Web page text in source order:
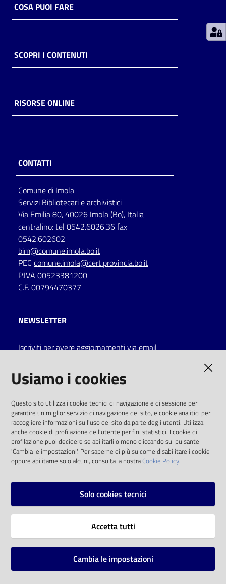
Seguici
su
on line
Eventi
Chiedi al
bibliotecario
Avvisi
Orari
COSA PUOI FARE
SCOPRI I CONTENUTI
RISORSE ONLINE
CONTATTI
Comune di Imola
Servizi Bibliotecari e archivistici
Via Emilia 80, 40026 Imola (Bo), Italia
centralino: tel 0542.6026.36 fax
0542.602602
bim@comune.imola.bo.it
PEC comune.imola@cert.provincia.bo.it
P.IVA 00523381200
C.F. 00794470377
NEWSLETTER
Iscriviti per avere aggiornamenti via email
solo alle condizioni previste dalla direttiva
comunitaria 2003/98/CE e dal d.lgs. 36/2006
SOCIAL
Instagram
Vai alla pagina
Mappa del sito
Usiamo i cookies
Questo sito utilizza i cookie tecnici di navigazione e di sessione per
garantire un miglior servizio di navigazione del sito, e cookie analitici per
raccogliere informazioni sull'uso del sito da parte degli utenti. Utilizza
anche cookie di profilazione dell'utente per fini statistici. I cookie di
profilazione puoi decidere se abilitarli o meno cliccando sul pulsante
'Cambia le impostazioni'. Per saperne di più su come disabilitare i cookie
oppure abilitarne solo alcuni, consulta la nostraCookie Policy.
Solo cookies tecnici
Accetta tutti
Cambia le impostazioni